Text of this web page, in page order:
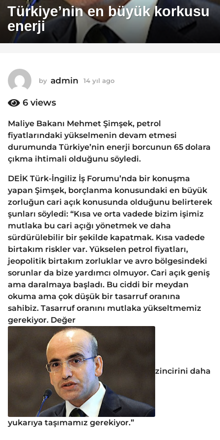
4
ı
l
o
4
ı
l
a
g
o
Türkiye’nin en büyük korkusu
enerji
by admin 14 yıl ago
a
g
o
6 views
Maliye Bakanı Mehmet Şimşek, petrol
fiyatlarındaki yükselmenin devam etmesi
durumunda Türkiye’nin enerji borcunun 65 dolara
çıkma ihtimali olduğunu söyledi.
DEİK Türk-İngiliz İş Forumu’nda bir konuşma
yapan Şimşek, borçlanma konusundaki en büyük
zorluğun cari açık konusunda olduğunu belirterek
şunları söyledi: “Kısa ve orta vadede bizim işimiz
mutlaka bu cari açığı yönetmek ve daha
sürdürülebilir bir şekilde kapatmak. Kısa vadede
birtakım riskler var. Yükselen petrol fiyatları,
jeopolitik birtakım zorluklar ve avro bölgesindeki
sorunlar da bize yardımcı olmuyor. Cari açık geniş
ama daralmaya başladı. Bu ciddi bir meydan
okuma ama çok düşük bir tasarruf oranına
sahibiz. Tasarruf oranını mutlaka yükseltmemiz
gerekiyor. Değer
zincirini daha
yukarıya taşımamız gerekiyor.”